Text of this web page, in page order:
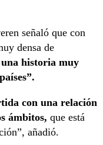
señaló que con
densa de
historia muy
con una relación
ámbitos, que está
añadió.